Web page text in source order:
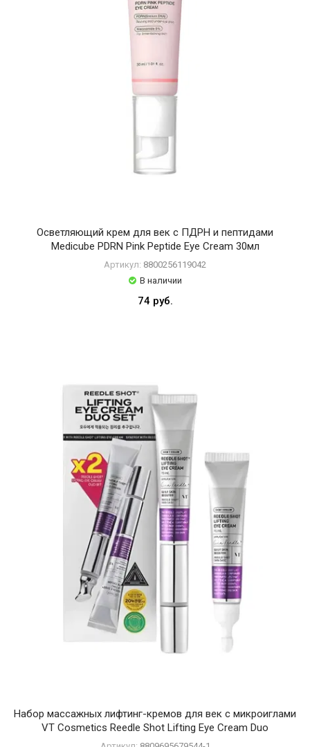
Осветляющий крем для век с ПДРН и пептидами
Medicube PDRN Pink Peptide Eye Cream 30мл
Артикул: 8800256119042
В наличии
74 руб.
Набор массажных лифтинг-кремов для век с микроиглами
VT Cosmetics Reedle Shot Lifting Eye Cream Duo